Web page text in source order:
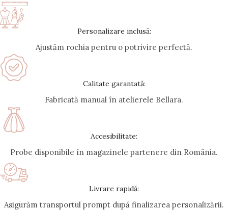
Personalizare inclusă:
Ajustăm rochia pentru o potrivire perfectă.
Calitate garantată:
Fabricată manual în atelierele Bellara.
Accesibilitate:
Probe disponibile în magazinele partenere din România.
Livrare rapidă:
Asigurăm transportul prompt după finalizarea personalizării.